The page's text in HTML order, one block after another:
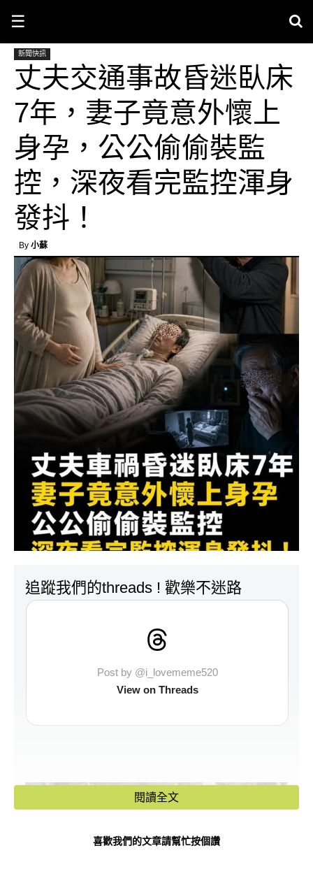
☰
新聞快訊
丈夫交通事故昏迷臥床
7年，妻子竟意外懷上
身孕，公公偷偷裝監
控，深夜看完監控渾身
發抖！
By 小蘇
追蹤我們的threads ! 歡樂不迷路
Post by @i_lovememe520
View on Threads
閱讀全文
喜歡我們的文章請幫忙按個讚